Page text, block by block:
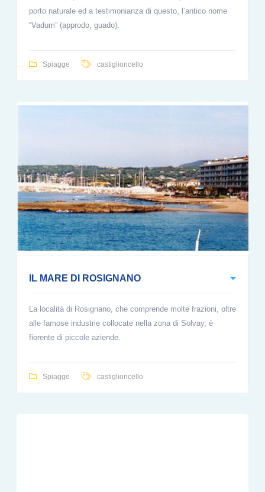
porto naturale ed a testimonianza di questo, l’antico nome
“Vadum” (approdo, guado).
Spiagge castiglioncello
IL MARE DI ROSIGNANO
La località di Rosignano, che comprende molte frazioni, oltre
alle famose industrie collocate nella zona di Solvay, è
fiorente di piccole aziende.
Spiagge castiglioncello